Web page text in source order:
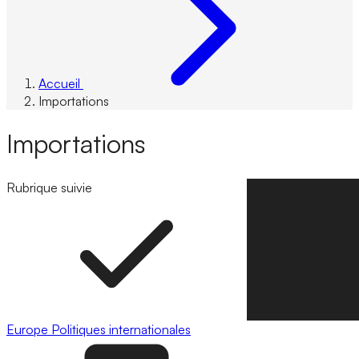
Accueil
Importations
Importations
Rubrique suivie
Europe Politiques internationales